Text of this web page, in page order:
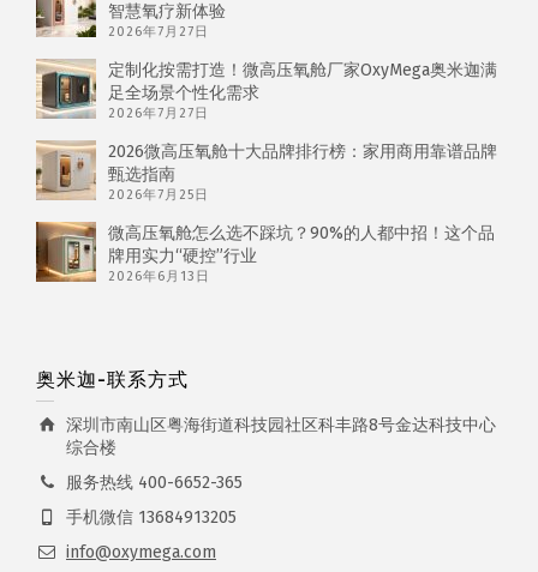
智慧氧疗新体验
2026年7月27日
定制化按需打造！微高压氧舱厂家OxyMega奥米迦满
足全场景个性化需求
2026年7月27日
2026微高压氧舱十大品牌排行榜：家用商用靠谱品牌
甄选指南
2026年7月25日
微高压氧舱怎么选不踩坑？90%的人都中招！这个品
牌用实力“硬控”行业
2026年6月13日
奥米迦-联系方式
深圳市南山区粤海街道科技园社区科丰路8号金达科技中心
综合楼
服务热线 400-6652-365
手机微信 13684913205
info@oxymega.com